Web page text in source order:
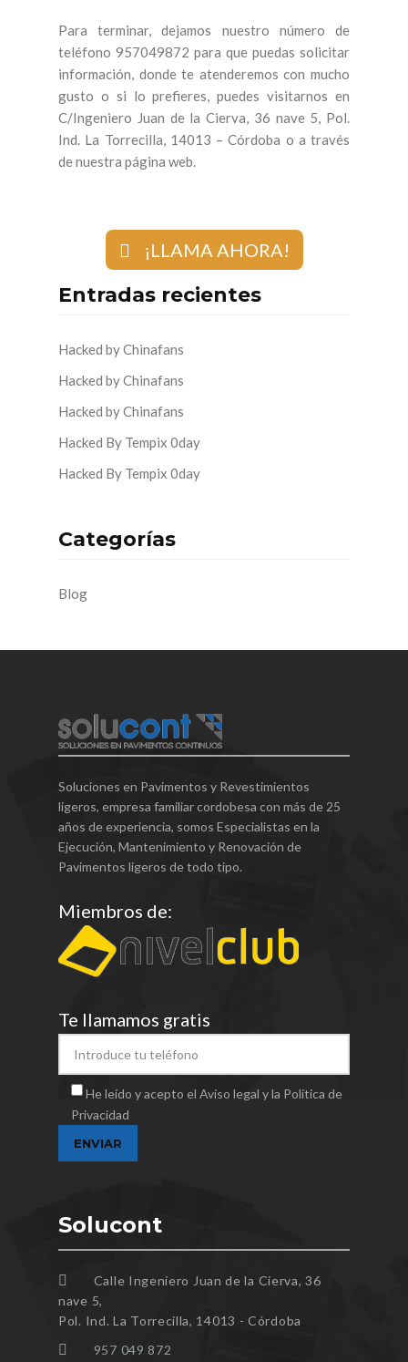
Para terminar, dejamos nuestro número de
teléfono 957049872 para que puedas solicitar
información, donde te atenderemos con mucho
gusto o si lo prefieres, puedes visitarnos en
C/Ingeniero Juan de la Cierva, 36 nave 5, Pol.
Ind. La Torrecilla, 14013 – Córdoba o a través
de nuestra página web.
¡LLAMA AHORA!
Entradas recientes
Hacked by Chinafans
Hacked by Chinafans
Hacked by Chinafans
Hacked By Tempix 0day
Hacked By Tempix 0day
Categorías
Blog
Soluciones en Pavimentos y Revestimientos
ligeros, empresa familiar cordobesa con más de 25
años de experiencia, somos Especialistas en la
Ejecución, Mantenimiento y Renovación de
Pavimentos ligeros de todo tipo.
Miembros de:
Te llamamos gratis
He leído y acepto el Aviso legal y la Política de
Privacidad
Solucont
Calle Ingeniero Juan de la Cierva, 36
nave 5,
Pol. Ind. La Torrecilla, 14013 - Córdoba
957 049 872